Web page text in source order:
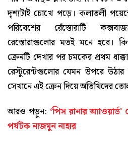
দৃশ্যটাই চোখে পড়ে। কলাতলী
পরিবেশের রেঁস্তোরাটি
রেস্তোরাগুলোর মতই মনে হবে।
ক্রেনটি দেখার পর চমকের প্রথম
রেস্টুরেন্টগুলোর যেমন উপরে
সেখানে এই ক্রেন দিয়ে অতিথিদের
আরও পড়ুন: ‘পিস রানার
পর্যটক নাজমুন নাহার